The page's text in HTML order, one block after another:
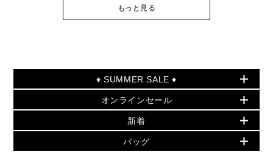
もっと見る
♦ SUMMER SALE ♦
セールおすすめアイテム
▶ ウィメンズ
バッグ
オンラインセール
PRODUCT OF THE MONTH - 今月の特別価格
再値下げアイテム
新着
初夏のスタイル
バッグ